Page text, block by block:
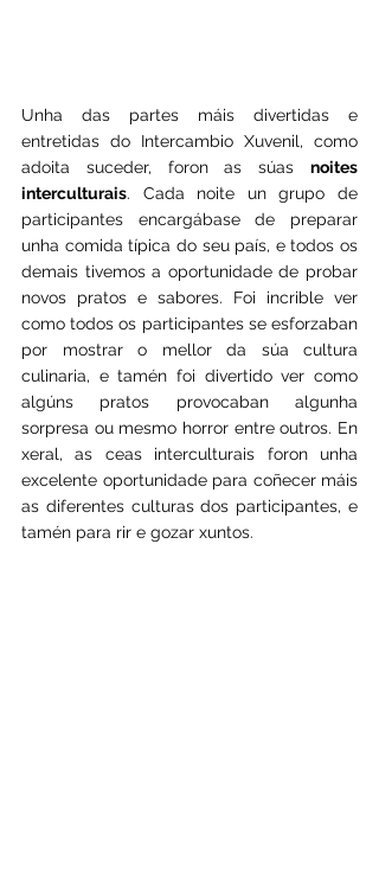
Unha das partes máis divertidas e
entretidas do Intercambio Xuvenil, como
adoita suceder, foron as súas noites
interculturais. Cada noite un grupo de
participantes encargábase de preparar
unha comida típica do seu país, e todos os
demais tivemos a oportunidade de probar
novos pratos e sabores. Foi incrible ver
como todos os participantes se esforzaban
por mostrar o mellor da súa cultura
culinaria, e tamén foi divertido ver como
algúns pratos provocaban algunha
sorpresa ou mesmo horror entre outros. En
xeral, as ceas interculturais foron unha
excelente oportunidade para coñecer máis
as diferentes culturas dos participantes, e
tamén para rir e gozar xuntos.